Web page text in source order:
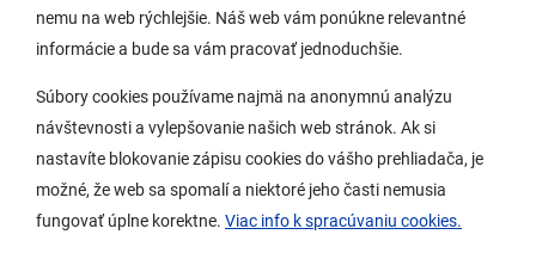
nemu na web rýchlejšie. Náš web vám ponúkne relevantné
informácie a bude sa vám pracovať jednoduchšie.
Súbory cookies používame najmä na anonymnú analýzu
návštevnosti a vylepšovanie našich web stránok. Ak si
nastavíte blokovanie zápisu cookies do vášho prehliadača, je
možné, že web sa spomalí a niektoré jeho časti nemusia
fungovať úplne korektne. Viac info k spracúvaniu cookies.
Samospráva
O Lamači
Mobilná aplikácia